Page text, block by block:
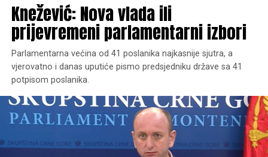
Knežević: Nova vlada ili
prijevremeni parlamentarni izbori
Parlamentarna većina od 41 poslanika najkasnije sjutra, a
vjerovatno i danas uputiće pismo predsjedniku države sa 41
potpisom poslanika.